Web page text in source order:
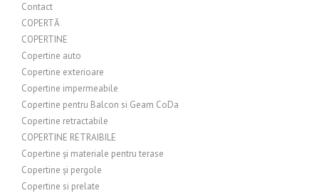
Contact
COPERTĂ
COPERTINE
Copertine auto
Copertine exterioare
Copertine impermeabile
Copertine pentru Balcon si Geam CoDa
Copertine retractabile
COPERTINE RETRAIBILE
Copertine și materiale pentru terase
Copertine și pergole
Copertine si prelate